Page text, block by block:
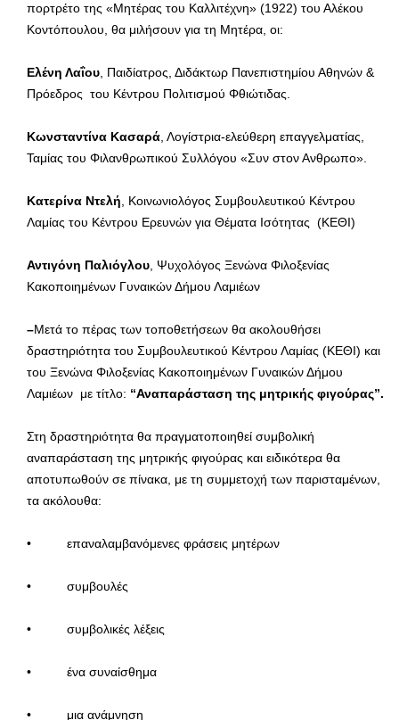
πορτρέτο της «Μητέρας του Καλλιτέχνη» (1922) του Αλέκου
Κοντόπουλου, θα μιλήσουν για τη Μητέρα, οι:
Ελένη Λαΐου, Παιδίατρος, Διδάκτωρ Πανεπιστημίου Αθηνών &
Πρόεδρος του Κέντρου Πολιτισμού Φθιώτιδας.
Κωνσταντίνα Κασαρά, Λογίστρια-ελεύθερη επαγγελματίας,
Ταμίας του Φιλανθρωπικού Συλλόγου «Συν στον Ανθρωπο».
Κατερίνα Ντελή, Κοινωνιολόγος Συμβουλευτικού Κέντρου
Λαμίας του Κέντρου Ερευνών για Θέματα Ισότητας (ΚΕΘΙ)
Αντιγόνη Παλιόγλου, Ψυχολόγος Ξενώνα Φιλοξενίας
Κακοποιημένων Γυναικών Δήμου Λαμιέων
–Μετά το πέρας των τοποθετήσεων θα ακολουθήσει
δραστηριότητα του Συμβουλευτικού Κέντρου Λαμίας (ΚΕΘΙ) και
του Ξενώνα Φιλοξενίας Κακοποιημένων Γυναικών Δήμου
Λαμιέων με τίτλο: “Αναπαράσταση της μητρικής φιγούρας”.
Στη δραστηριότητα θα πραγματοποιηθεί συμβολική
αναπαράσταση της μητρικής φιγούρας και ειδικότερα θα
αποτυπωθούν σε πίνακα, με τη συμμετοχή των παρισταμένων,
τα ακόλουθα:
• επαναλαμβανόμενες φράσεις μητέρων
• συμβουλές
• συμβολικές λέξεις
• ένα συναίσθημα
• μια ανάμνηση